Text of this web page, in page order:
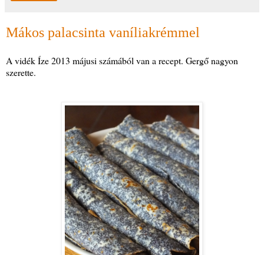
Mákos palacsinta vaníliakrémmel
A vidék Íze 2013 májusi számából van a recept. Gergő nagyon
szerette.